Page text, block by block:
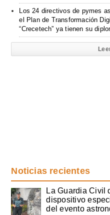
Los 24 directivos de pymes
el Plan de Transformación
“Crecetech” ya tienen su
Noticias recientes
La Guardia Civil
dispositivo
del evento